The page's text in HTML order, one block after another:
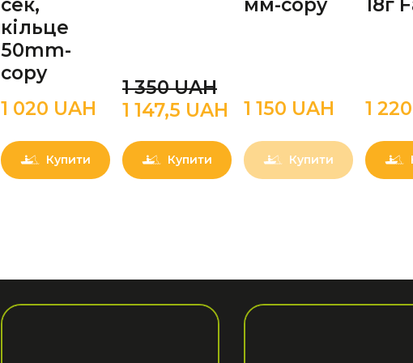
сек,
кільце
50mm-
copy
1 020 UAН
Купити
1 350 UAН
1 147,5 UAН
Купити
мм-copy
1 150 UAН
Купити
18г
1